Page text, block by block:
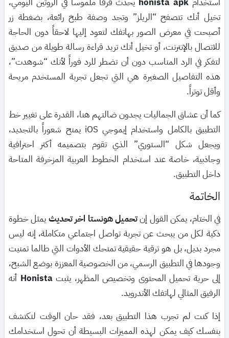
تخيل أنك تتصفح “الريلز” وتجد وصفة طبخ رائعة، بضغطة زر
أصبحت في معرض الصور بهاتفك لتعود إليها لاحقاً دون الحاجة
للاتصال بالإنترنت، أو تخيل أنك تريد قراءة رسالة طويلة من صديق
لتفكر في الرد المناسب دون أن تضطر للرد فوراً لأنك “شوهدت”،
هذه التفاصيل الصغيرة هي التي تجعل تجربة المستخدم مريحة
وأقل توتراً.
كما أن عشاق الجماليات يجدون ضالتهم هنا، القدرة على تغيير خط
التطبيق بالكامل واستخدام إيموجي iOS يمنح شعوراً بالتجديد،
ويجعل شكل “الستوري” الذي تقوم بتصميمه أكثر احترافية
وجاذبية، خاصة عند استخدام الخطوط العربية المزخرفة المتاحة
داخل التطبيق.
الخاتمة
في الختام، يمكن القول إنتحميل هونستا اخر تحديث يمثل خطوة
ذكية لكل من يبحث عن تجربة تواصل اجتماعي متكاملة، إنه ليس
مجرد بديل، بل هو ترقية حقيقية تمنحك الأدوات التي طالما تمنيت
وجودها في التطبيق الرسمي، من الخصوصية المعززة بوضع الشبح،
إلى حرية تحميل المحتوى وتخصيص المظهر، يثبتHonista أنه
الرفيق المثالي لهاتفك الأندرويد.
إذا كنت لم تجرب هذا التطبيق بعد، فقد حان الوقت لتكتشف
بنفسك كيف يمكن لهذه المميزات البسيطة أن تحول استخدامك